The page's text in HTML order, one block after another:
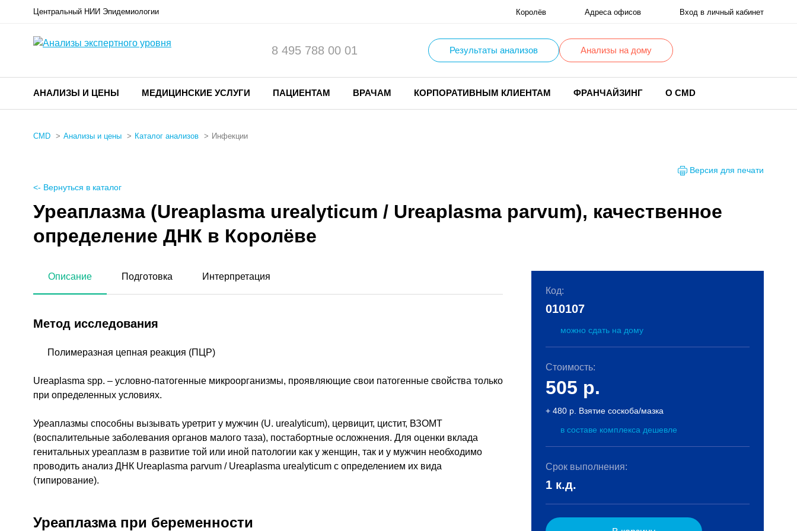
Центральный НИИ Эпидемиологии Королёв Адреса офисов Вход в личный кабинет
8 495 788 00 01 Результаты анализов Анализы на дому
АНАЛИЗЫ И ЦЕНЫ МЕДИЦИНСКИЕ УСЛУГИ ПАЦИЕНТАМ ВРАЧАМ КОРПОРАТИВНЫМ КЛИЕНТАМ ФРАНЧАЙЗИНГ О CMD
CMD Анализы и цены Каталог анализов Инфекции
Версия для печати
<- Вернуться в каталог
Уреаплазма (Ureaplasma urealyticum / Ureaplasma parvum), качественное
определение ДНК в Королёве
Описание Подготовка Интерпретация
Метод исследования
Полимеразная цепная реакция (ПЦР)
Ureaplasma spp. – условно-патогенные микроорганизмы, проявляющие свои патогенные свойства только
при определенных условиях.
Уреаплазмы способны вызывать уретрит у мужчин (U. urealyticum), цервицит, цистит, ВЗОМТ
(воспалительные заболевания органов малого таза), постабортные осложнения. Для оценки вклада
генитальных уреаплазм в развитие той или иной патологии как у женщин, так и у мужчин необходимо
проводить анализ ДНК Ureaplasma parvum / Ureaplasma urealyticum с определением их вида
(типирование).
Уреаплазма при беременности
Код:
010107
можно сдать на дому
Стоимость:
505 р.
+ 480 р. Взятие соскоба/мазка
в составе комплекса дешевле
Срок выполнения:
1 к.д.